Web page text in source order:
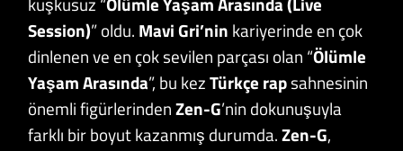
Session)” oldu. Mavi Gri’nin kariyerinde en çok
dinlenen ve en çok sevilen parçası olan “Ölümle
Yaşam Arasında”, bu kezTürkçe rapsahnesinin
önemli figürlerindenZen-G’nin dokunuşuyla
farklı bir boyut kazanmış durumda.Zen-G,